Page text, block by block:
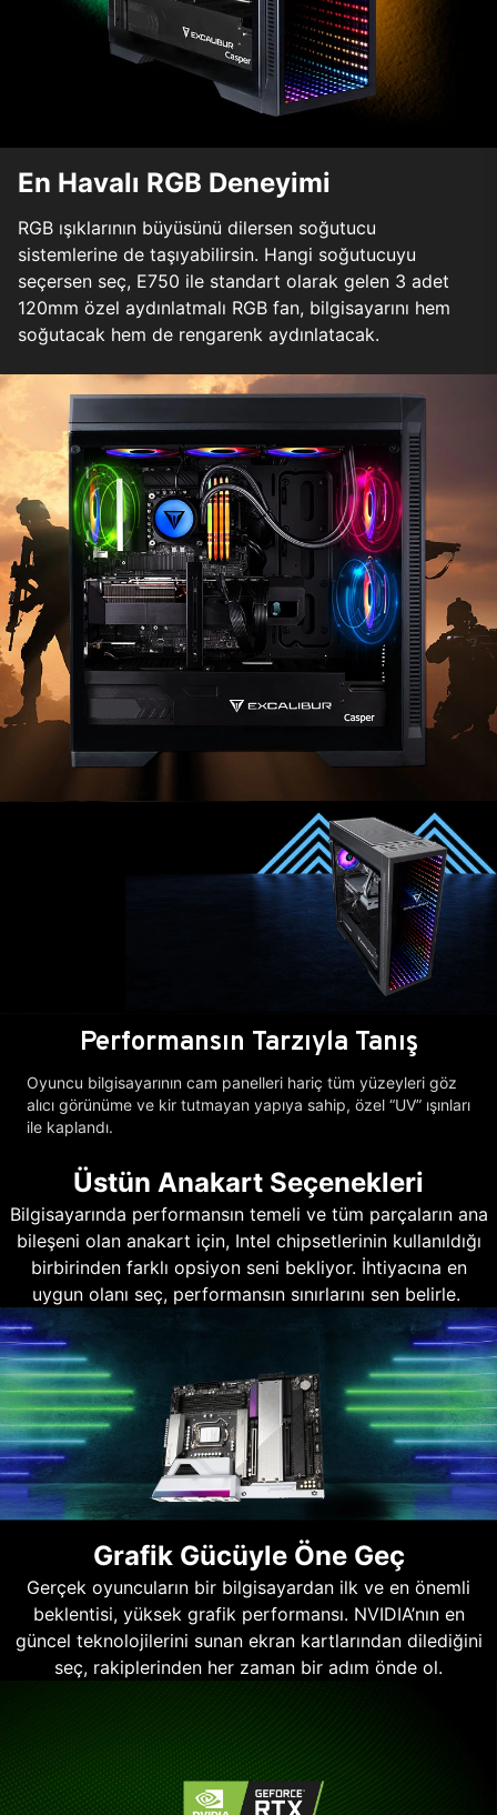
En Havalı RGB Deneyimi
RGB ışıklarının büyüsünü dilersen soğutucu
sistemlerine de taşıyabilirsin. Hangi soğutucuyu
seçersen seç, E750 ile standart olarak gelen 3 adet
120mm özel aydınlatmalı RGB fan, bilgisayarını hem
soğutacak hem de rengarenk aydınlatacak.
Performansın Tarzıyla Tanış
Oyuncu bilgisayarının cam panelleri hariç tüm yüzeyleri göz
alıcı görünüme ve kir tutmayan yapıya sahip, özel “UV” ışınları
ile kaplandı.
Üstün Anakart Seçenekleri
Bilgisayarında performansın temeli ve tüm parçaların ana
bileşeni olan anakart için, Intel chipsetlerinin kullanıldığı
birbirinden farklı opsiyon seni bekliyor. İhtiyacına en
uygun olanı seç, performansın sınırlarını sen belirle.
Grafik Gücüyle Öne Geç
Gerçek oyuncuların bir bilgisayardan ilk ve en önemli
beklentisi, yüksek grafik performansı. NVIDIA’nın en
güncel teknolojilerini sunan ekran kartlarından dilediğini
seç, rakiplerinden her zaman bir adım önde ol.